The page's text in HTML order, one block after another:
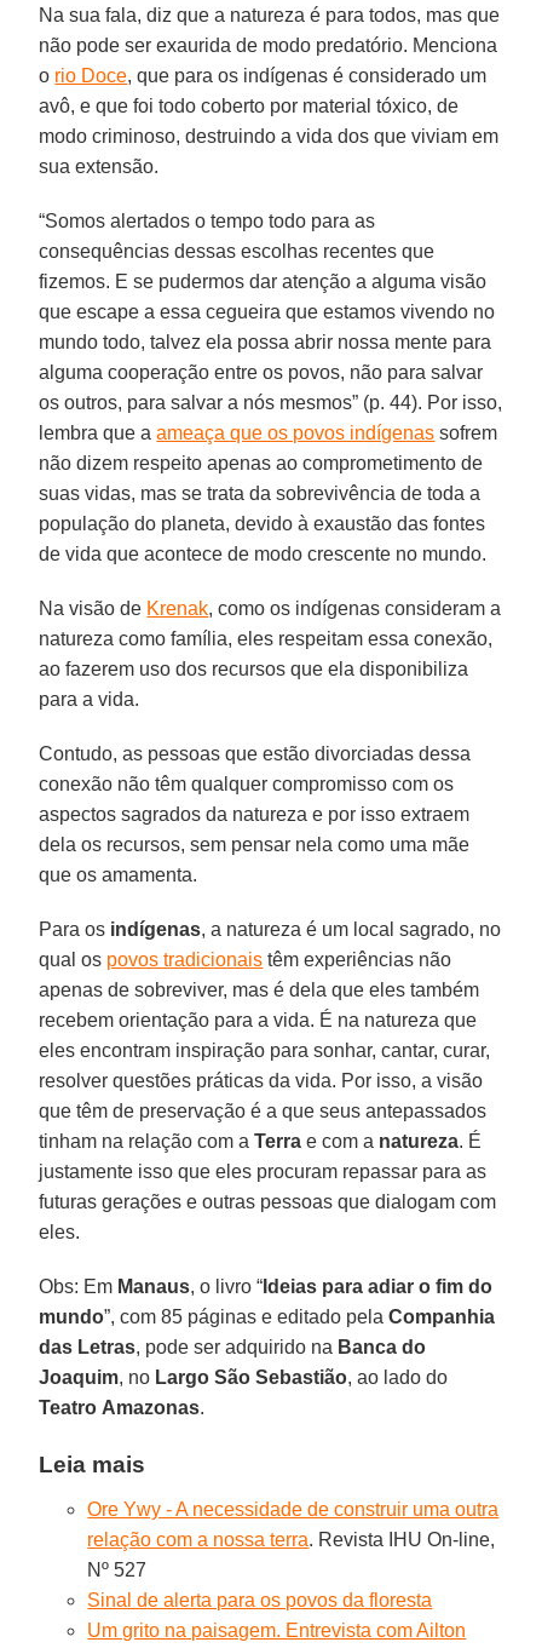
Na sua fala, diz que a natureza é para todos, mas que
não pode ser exaurida de modo predatório. Menciona
o rio Doce, que para os indígenas é considerado um
avô, e que foi todo coberto por material tóxico, de
modo criminoso, destruindo a vida dos que viviam em
sua extensão.
“Somos alertados o tempo todo para as
consequências dessas escolhas recentes que
fizemos. E se pudermos dar atenção a alguma visão
que escape a essa cegueira que estamos vivendo no
mundo todo, talvez ela possa abrir nossa mente para
alguma cooperação entre os povos, não para salvar
os outros, para salvar a nós mesmos” (p. 44). Por isso,
lembra que aameaça que os povos indígenas sofrem
não dizem respeito apenas ao comprometimento de
suas vidas, mas se trata da sobrevivência de toda a
população do planeta, devido à exaustão das fontes
de vida que acontece de modo crescente no mundo.
Na visão de Krenak, como os indígenas consideram a
natureza como família, eles respeitam essa conexão,
ao fazerem uso dos recursos que ela disponibiliza
para a vida.
Contudo, as pessoas que estão divorciadas dessa
conexão não têm qualquer compromisso com os
aspectos sagrados da natureza e por isso extraem
dela os recursos, sem pensar nela como uma mãe
que os amamenta.
Para os indígenas, a natureza é um local sagrado, no
qual os povos tradicionais têm experiências não
apenas de sobreviver, mas é dela que eles também
recebem orientação para a vida. É na natureza que
eles encontram inspiração para sonhar, cantar, curar,
resolver questões práticas da vida. Por isso, a visão
que têm de preservação é a que seus antepassados
tinham na relação com aTerra e com a natureza. É
justamente isso que eles procuram repassar para as
futuras gerações e outras pessoas que dialogam com
eles.
Obs: Em Manaus, o livro “ Ideias para adiar o fim do
mundo”, com 85 páginas e editado pela Companhia
das Letras, pode ser adquirido na Banca do
Joaquim, no Largo São Sebastião, ao lado do
Teatro Amazonas.
Leia mais
Ore Ywy - A necessidade de construir uma outra
relação com a nossa terra. Revista IHU On-line,
Nº 527
Sinal de alerta para os povos da floresta
Um grito na paisagem. Entrevista com Ailton